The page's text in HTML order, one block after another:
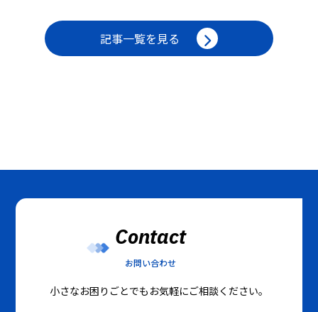
記事一覧を見る
Contact
お問い合わせ
小さなお困りごとでもお気軽にご相談ください。